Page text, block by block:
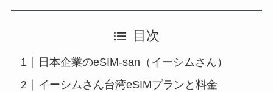
目次
日本企業のeSIM-san（イーシムさん）
イーシムさん台湾eSIMプランと料金